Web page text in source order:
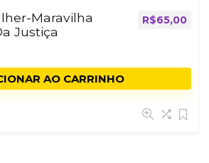
Maravilha
Justiça
R$65,00
AO CARRINHO